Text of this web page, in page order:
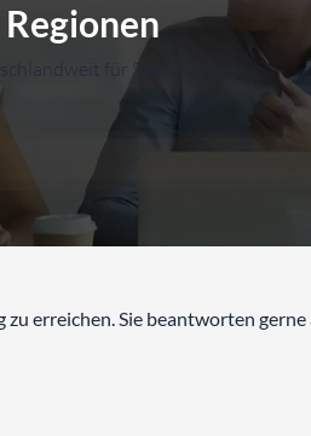
für Sie erreichbar.
erreichen. Sie beantworten